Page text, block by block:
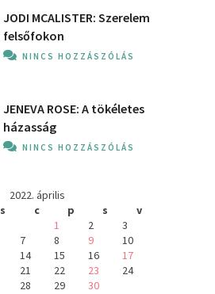
JODI MCALISTER: Szerelem
felsőfokon
NINCS HOZZÁSZÓLÁS
JENEVA ROSE: A ​tökéletes
házasság
NINCS HOZZÁSZÓLÁS
2022. április
s c p s
v
1
2
3
7 8 9
10
14 15 16
17
21 22 23
24
28 29 30